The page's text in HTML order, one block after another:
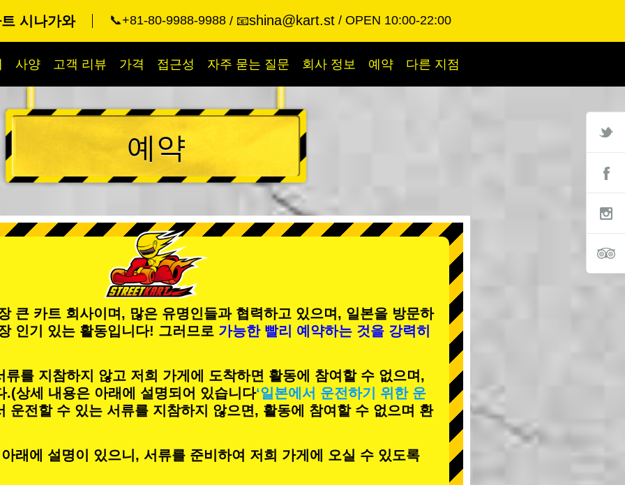
시나가와 📞+81-80-9988-9988 📧shina@kart.st OPEN 10:00-22:00
사양 고객 리뷰 가격 접근성 자주 묻는 질문 회사 정보 예약 다른 지점
예약
큰 카트 회사이며, 많은 유명인들과 협력하고 있으며, 일본을 방문하
인기 있는 활동입니다! 그러므로 가능한 빨리 예약하는 것을 강력히
를 지참하지 않고 저희 가게에 도착하면 활동에 참여할 수 없으며,
.(상세 내용은 아래에 설명되어 있습니다‘일본에서 운전하기 위한 운
운전할 수 있는 서류를 지참하지 않으면, 활동에 참여할 수 없으며 환
래에 설명이 있으니, 서류를 준비하여 저희 가게에 오실 수 있도록